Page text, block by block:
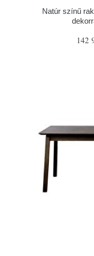
Natúr színű
142